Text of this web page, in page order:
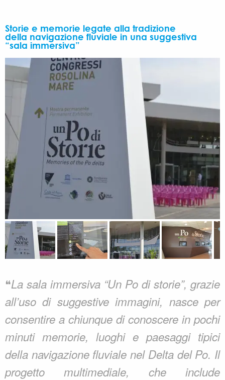
Storie e memorie legate alla tradizione
della navigazione fluviale in una suggestiva
“sala immersiva”
❝La sala immersiva “Un Po di storie”, grazie
all’uso di suggestive immagini, nasce per
consentire a chiunque di conoscere in pochi
minuti memorie, luoghi e paesaggi tipici
della navigazione fluviale nel Delta del Po. Il
progetto multimediale, che include